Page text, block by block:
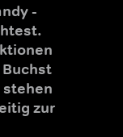
-
stehen
zur